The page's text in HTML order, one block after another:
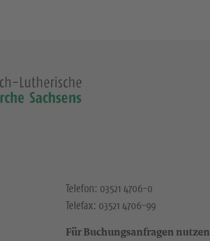
Telefon: 03521 4706-0
Telefax: 03521 4706-99
Für Buchungsanfragen nutzen